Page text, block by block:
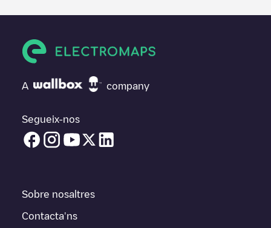
A company
Segueix-nos
Sobre nosaltres
Contacta'ns